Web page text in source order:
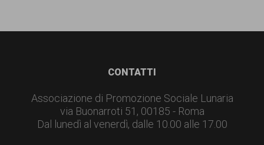
CONTATTI
Associazione di Promozione Sociale Lunaria
via Buonarroti 51, 00185 - Roma
Dal lunedì al venerdì, dalle 10.00 alle 17.00